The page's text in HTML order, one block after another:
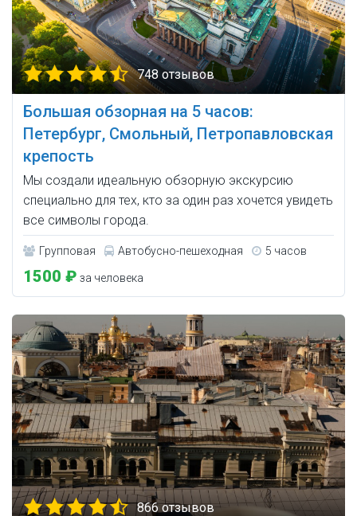
748 отзывов
Большая обзорная на 5 часов:
Петербург, Смольный, Петропавловская
крепость
Мы создали идеальную обзорную экскурсию
специально для тех, кто за один раз хочется увидеть
все символы города.
Групповая Автобусно-пешеходная 5 часов
1500 ₽ за человека
866 отзывов